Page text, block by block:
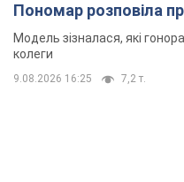
Пономар розповіла
модельної кар’єри
Модель зізналася, які
колеги
9.08.2026 16:25 7,2 т.